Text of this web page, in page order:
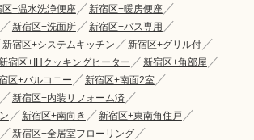
区+温水洗浄便座
新宿区+暖房便座
新宿区+洗面所
新宿区+バス専用
新宿区+システムキッチン
新宿区+グリル付
宿区+IHクッキングヒーター
新宿区+角部屋
区+バルコニー
新宿区+南面2室
新宿区+内装リフォーム済
新宿区+南向き
新宿区+東南角住戸
新宿区+全居室フローリング